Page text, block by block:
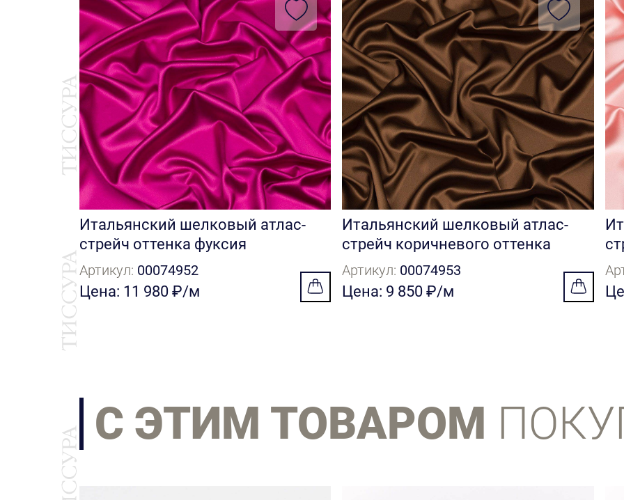
Итальянский шелковый атлас-
стрейч оттенка фуксия
Артикул: 00074952
Цена: 11 980 ₽/м
Итальянский шелковый атлас-
стрейч коричневого оттенка
Артикул: 00074953
Цена: 9 850 ₽/м
С ЭТИМ ТОВАРОМ